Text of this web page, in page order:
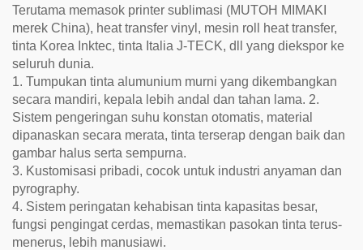
Terutama memasok printer sublimasi (MUTOH MIMAKI
merek China), heat transfer vinyl, mesin roll heat transfer,
tinta Korea Inktec, tinta Italia J-TECK, dll yang diekspor ke
seluruh dunia.
1. Tumpukan tinta alumunium murni yang dikembangkan
secara mandiri, kepala lebih andal dan tahan lama. 2.
Sistem pengeringan suhu konstan otomatis, material
dipanaskan secara merata, tinta terserap dengan baik dan
gambar halus serta sempurna.
3. Kustomisasi pribadi, cocok untuk industri anyaman dan
pyrography.
4. Sistem peringatan kehabisan tinta kapasitas besar,
fungsi pengingat cerdas, memastikan pasokan tinta terus-
menerus, lebih manusiawi.